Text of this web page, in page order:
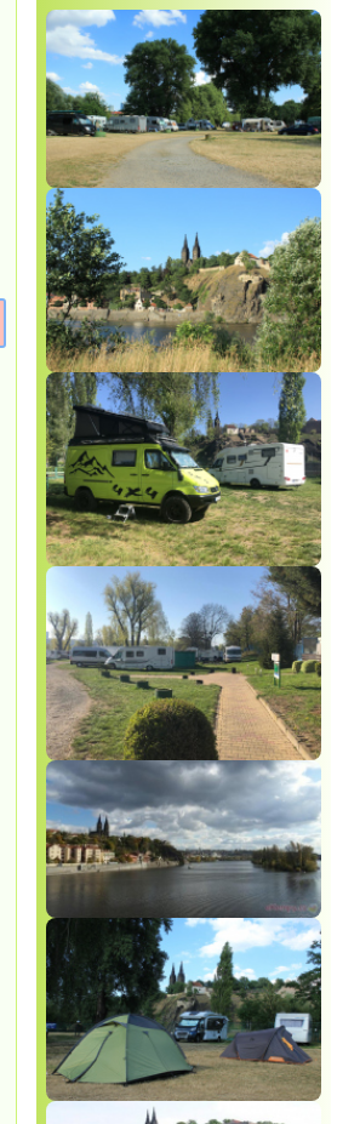
Termin ab 2026-09-01 | Kemp a
tábořiště U Mloka
8x chatka
Termin ab 2026-08-07 |Autokemp
Kačer
7L chatka složním prádlem a kuchyní
pro 6osob a psa
Termin ab 2026-07-29 |
Machůzky
1misto 1stan 2dospeli, 2deti
Termin ab 2026-08-01 |Family kemp
Máchovo jezero
2 Erwachsene, 1 Kind (7Jahre)